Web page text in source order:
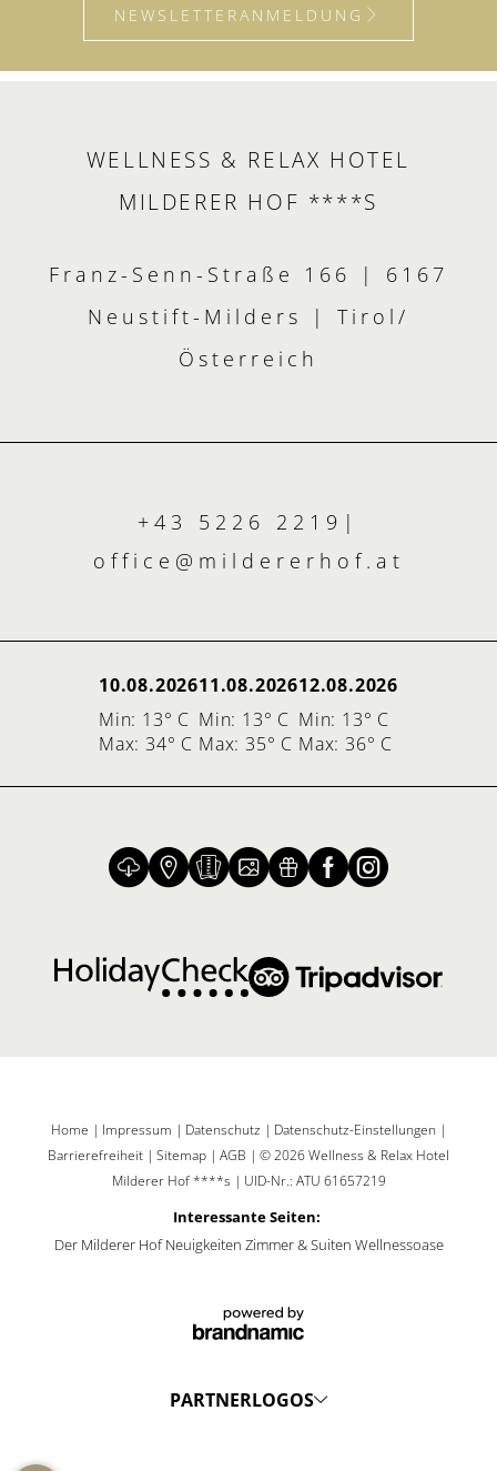
NEWSLETTERANMELDUNG
WELLNESS & RELAX HOTEL
MILDERER HOF ****S
Franz-Senn-Straße 166 | 6167
Neustift-Milders | Tirol/
Österreich
+43 5226 2219 |
office@ mildererhof. at
10.08.2026
Min: 13° C
Max: 34° C
11.08.2026
Min: 13° C
Max: 35° C
12.08.2026
Min: 13° C
Max: 36° C
Home | Impressum | Datenschutz | Datenschutz-Einstellungen |
Barrierefreiheit | Sitemap | AGB | © 2026 Wellness & Relax Hotel
Milderer Hof ****s | UID-Nr.: ATU 61657219
Interessante Seiten:
Der Milderer HofNeuigkeiten Zimmer & Suiten Wellnessoase
PARTNERLOGOS